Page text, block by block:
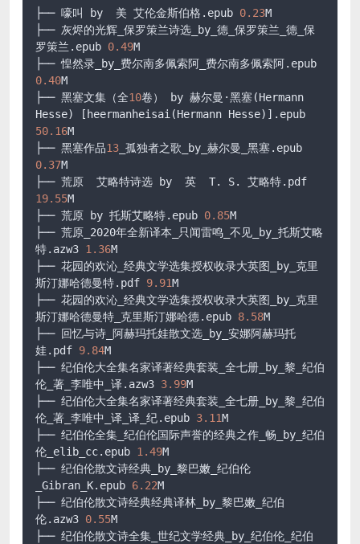
├── 嚎叫 by  美 艾伦金斯伯格.epub 0.23M
├── 灰烬的光辉_保罗策兰诗选_by_德_保罗策兰_德_保
罗策兰 .epub 0.49M
├── 惶然录_by_费尔南多佩索阿_费尔南多佩索阿.epub
0.40M
├── 黑塞文集（全10卷） by 赫尔曼·黑塞(Hermann
Hesse)
[heermanheisai(Hermann Hesse)] .epub
50.16M
├── 黑塞作品13 _孤独者之歌_by_赫尔曼_黑塞.epub
0.37M
├── 荒原  艾略特诗选 by  英  T. S. 艾略特.pdf
19.55M
├── 荒原 by 托斯艾略特.epub 0.85M
├── 荒原_2020年全新译本_只闻雷鸣_不见_by_托斯艾略
特.azw3 1.36M
├── 花园的欢沁_经典文学选集授权收录大英图_by_克里
斯汀娜哈德曼特.pdf 9.91M
├── 花园的欢沁_经典文学选集授权收录大英图_by_克里
斯汀娜哈德曼特_克里斯汀娜哈德.epub 8.58M
├── 回忆与诗_阿赫玛托娃散文选_by_安娜阿赫玛托
娃.pdf 9.84M
├── 纪伯伦大全集名家译著经典套装_全七册_by_黎_纪伯
伦_著_李唯中_译 .azw3 3.99M
├── 纪伯伦大全集名家译著经典套装_全七册_by_黎_纪伯
伦_著_李唯中_译_译_纪.epub 3.11M
├── 纪伯伦全集_纪伯伦国际声誉的经典之作_畅_by_纪伯
伦_elib_cc.epub 1.49M
├── 纪伯伦散文诗经典_by_黎巴嫩_纪伯伦
_Gibran_K.epub 6.22M
├── 纪伯伦散文诗经典经典译林_by_黎巴嫩_纪伯
伦.azw3 0.55M
├── 纪伯伦散文诗全集_世纪文学经典_by_纪伯伦_纪伯